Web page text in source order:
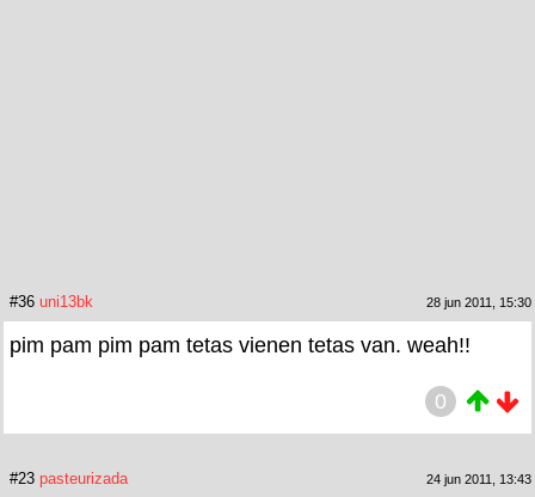
#36 uni13bk 28 jun 2011, 15:30
pim pam pim pam tetas vienen tetas van. weah!!
0
#23 pasteurizada 24 jun 2011, 13:43